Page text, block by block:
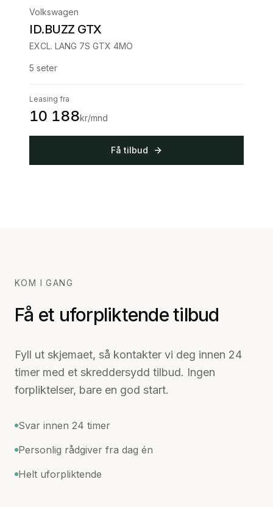
Volkswagen
ID.BUZZ GTX
EXCL. LANG 7S GTX 4MO
5 seter
Leasing fra
10 188kr/mnd
Få tilbud
KOM I GANG
Få et uforpliktende tilbud
Fyll ut skjemaet, så kontakter vi deg innen 24
timer med et skreddersydd tilbud. Ingen
forpliktelser, bare en god start.
Svar innen 24 timer
Personlig rådgiver fra dag én
Helt uforpliktende